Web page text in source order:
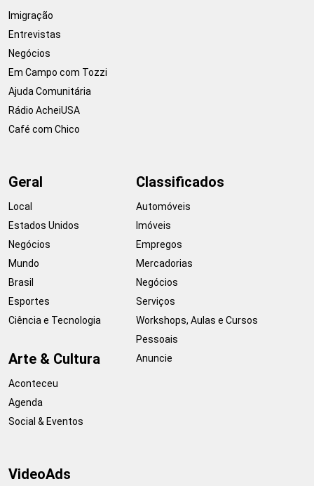
Imigração
Entrevistas
Negócios
Em Campo com Tozzi
Ajuda Comunitária
Rádio AcheiUSA
Café com Chico
Geral
Local
Estados Unidos
Negócios
Mundo
Brasil
Esportes
Ciência e Tecnologia
Arte & Cultura
Aconteceu
Agenda
Social & Eventos
Classificados
Automóveis
Imóveis
Empregos
Mercadorias
Negócios
Serviços
Workshops, Aulas e Cursos
Pessoais
Anuncie
VideoAds